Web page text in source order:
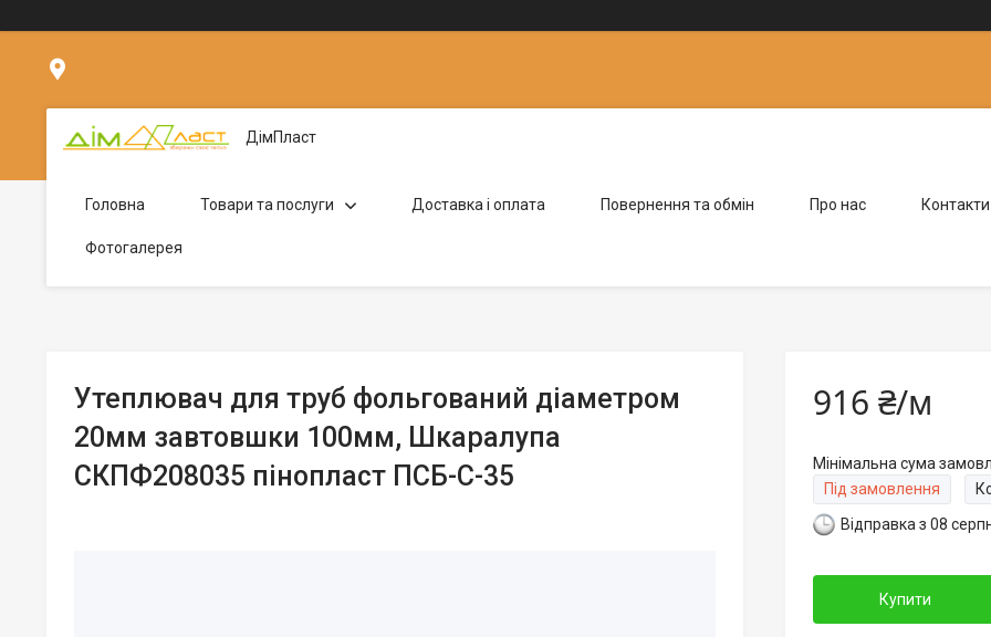
ДімПласт
Головна Товари та послуги Доставка і оплата Повернення та обмін Про нас Контакти
Фотогалерея
Утеплювач для труб фольгований діаметром
20мм завтовшки 100мм, Шкаралупа
СКПФ208035 пінопласт ПСБ-С-35
916 ₴/м
Мінімальна сума
Під замовлення
Відправка з 08
Купити